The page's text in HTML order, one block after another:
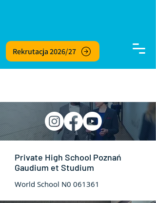
Rekrutacja 2026/27
Private High School Poznań
Gaudium et Studium
World School N0 061361